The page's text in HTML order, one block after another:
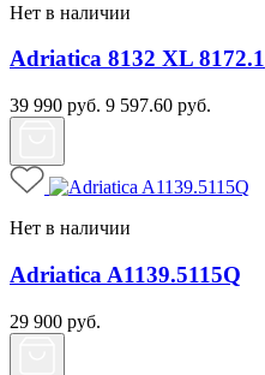
Нет в наличии
Adriatica 8132 XL 8172.1
39 990 руб. 9 597.60 руб.
Нет в наличии
Adriatica A1139.5115Q
29 900 руб.